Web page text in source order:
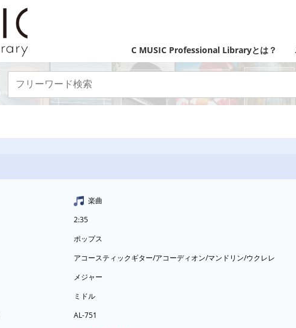
C MUSIC Professional Libraryとは？
楽曲
2:35
ポップス
アコースティックギター/アコーディオン/マンドリン/ウクレレ
メジャー
ミドル
AL-751